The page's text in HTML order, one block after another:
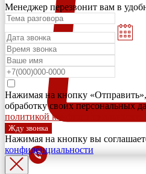
Менеджер перезвонит вам в
Нажимая на кнопку
обработку своих персональных
политикой конфиденциальности
Жду звонка
Нажимая на кнопку вы
конфиденциальности